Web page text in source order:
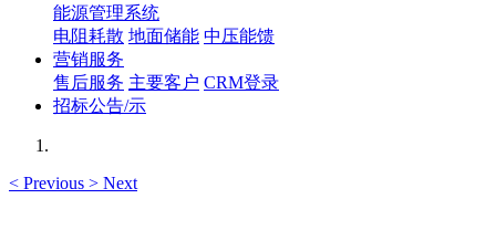
能源管理系统
电阻耗散 地面储能 中压能馈
营销服务
售后服务 主要客户 CRM登录
招标公告/示
< Previous > Next